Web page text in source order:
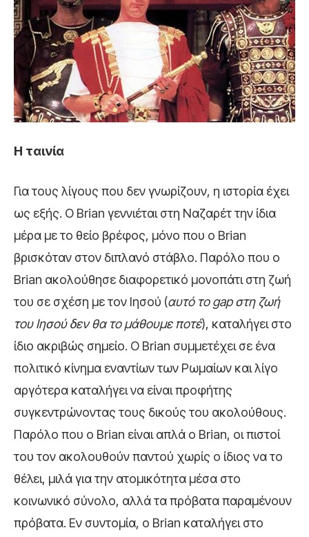
Η ταινία
Για τους λίγους που δεν γνωρίζουν, η ιστορία έχει
ως εξής. Ο Brian γεννιέται στη Ναζαρέτ την ίδια
μέρα με το θείο βρέφος, μόνο που ο Brian
βρισκόταν στον διπλανό στάβλο. Παρόλο που ο
Brian ακολούθησε διαφορετικό μονοπάτι στη ζωή
του σε σχέση με τον Ιησού (αυτό τοgapστη ζωή
του Ιησού δεν θα το μάθουμε ποτέ), καταλήγει στο
ίδιο ακριβώς σημείο. Ο Brian συμμετέχει σε ένα
πολιτικό κίνημα εναντίων των Ρωμαίων και λίγο
αργότερα καταλήγει να είναι προφήτης
συγκεντρώνοντας τους δικούς του ακολούθους.
Παρόλο που ο Brian είναι απλά ο Brian, οι πιστοί
του τον ακολουθούν παντού χωρίς ο ίδιος να το
θέλει, μιλά για την ατομικότητα μέσα στο
κοινωνικό σύνολο, αλλά τα πρόβατα παραμένουν
πρόβατα. Εν συντομία, ο Brian καταλήγει στο